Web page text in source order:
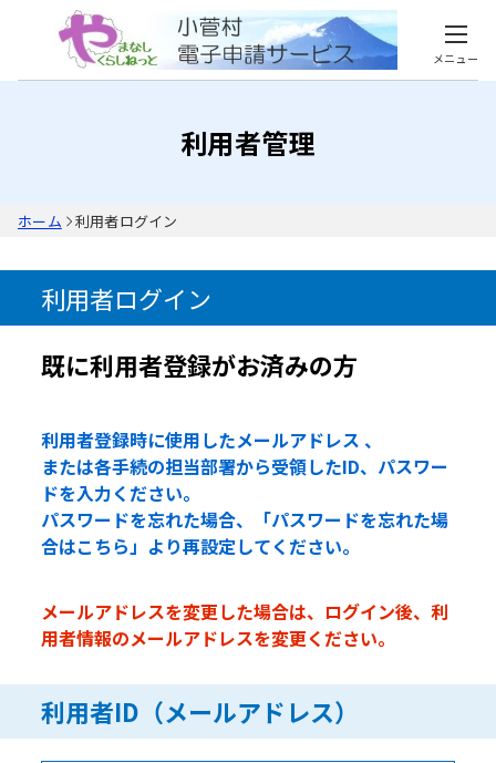
メニュー
利用者管理
ホーム 利用者ログイン
利用者ログイン
既に利用者登録がお済みの方
利用者登録時に使用したメールアドレス 、
または各手続の担当部署から受領したID、パスワー
ドを入力ください。
パスワードを忘れた場合、「パスワードを忘れた場
合はこちら」より再設定してください。
メールアドレスを変更した場合は、ログイン後、利
用者情報のメールアドレスを変更ください。
利用者ID（メールアドレス）